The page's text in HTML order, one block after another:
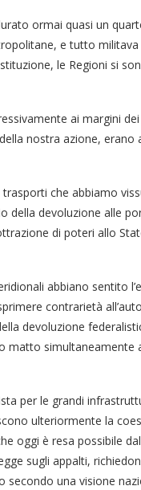
ormai quasi un
e tutto
le Regioni si
ai margini
nostra azione,
che abbiamo
devoluzione alle
di poteri allo
abbiano sentito
contrarietà
devoluzione
matto simultaneamente
per le grandi
ulteriormente la
oggi è resa possibile
sugli appalti,
una visione